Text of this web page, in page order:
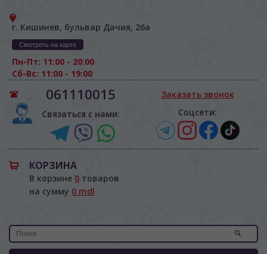
г. Кишинев, бульвар Дачия, 26а
Смотреть на карте
Пн-Пт: 11:00 - 20:00
Сб-Вс: 11:00 - 19:00
061110015
Связаться с нами:
Заказать звонок
Соцсети:
КОРЗИНА
В корзине 0 товаров
на сумму 0 mdl